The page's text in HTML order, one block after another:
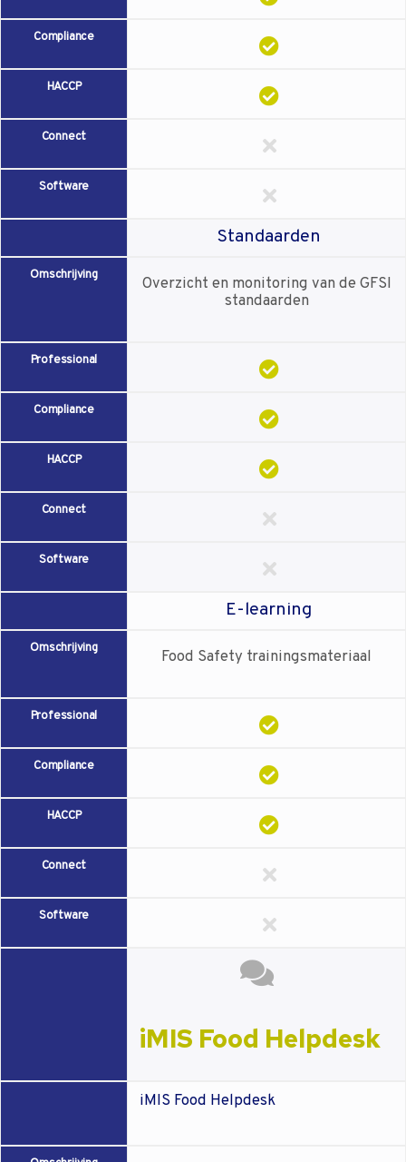
Compliance
HACCP
Connect
Software
Standaarden
Omschrijving
Overzicht en monitoring van de GFSI
standaarden
Professional
Compliance
HACCP
Connect
Software
E-learning
Omschrijving Food Safety trainingsmateriaal
Professional
Compliance
HACCP
Connect
Software
iMIS Food Helpdesk
iMIS Food Helpdesk